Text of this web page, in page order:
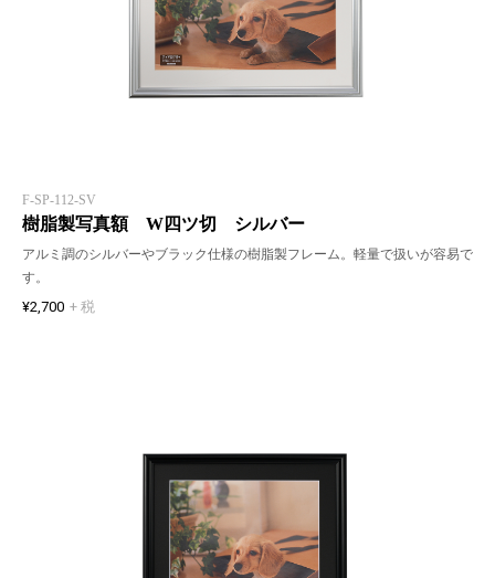
F-SP-112-SV
樹脂製写真額 W四ツ切 シルバー
アルミ調のシルバーやブラック仕様の樹脂製フレーム。軽量で扱いが容易で
す。
¥2,700 + 税